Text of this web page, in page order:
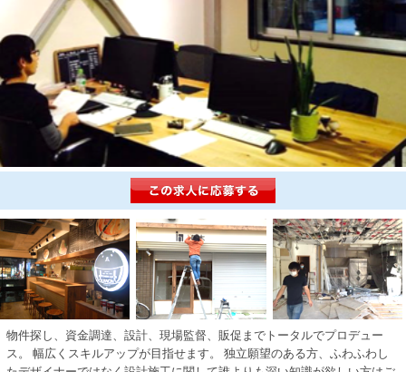
物件探し、資金調達、設計、現場監督、販促までトータルでプロデュー
ス。 幅広くスキルアップが目指せます。 独立願望のある方、ふわふわし